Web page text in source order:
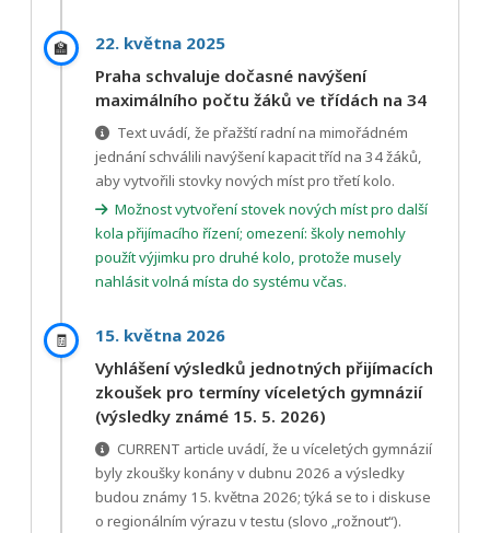
🏫
22. května 2025
Praha schvaluje dočasné navýšení
maximálního počtu žáků ve třídách na 34
Text uvádí, že přažští radní na mimořádném
jednání schválili navýšení kapacit tříd na 34 žáků,
aby vytvořili stovky nových míst pro třetí kolo.
Možnost vytvoření stovek nových míst pro další
kola přijímacího řízení; omezení: školy nemohly
použít výjimku pro druhé kolo, protože musely
nahlásit volná místa do systému včas.
🧾
15. května 2026
Vyhlášení výsledků jednotných přijímacích
zkoušek pro termíny víceletých gymnázií
(výsledky známé 15. 5. 2026)
CURRENT article uvádí, že u víceletých gymnázií
byly zkoušky konány v dubnu 2026 a výsledky
budou známy 15. května 2026; týká se to i diskuse
o regionálním výrazu v testu (slovo „rožnout“).